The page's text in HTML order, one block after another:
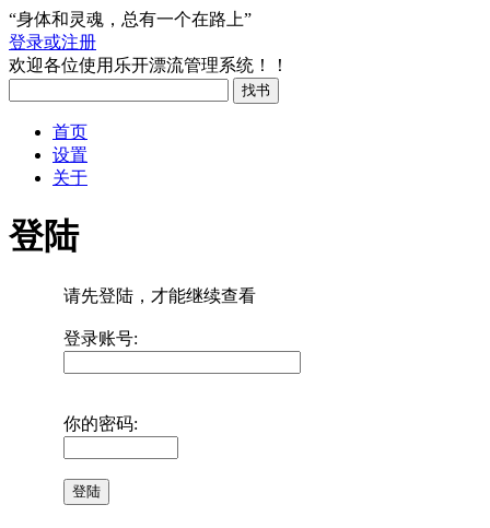
“身体和灵魂，总有一个在路上”
登录或注册
欢迎各位使用乐开漂流管理系统！！
首页
设置
关于
登陆
请先登陆，才能继续查看
登录账号:
你的密码: